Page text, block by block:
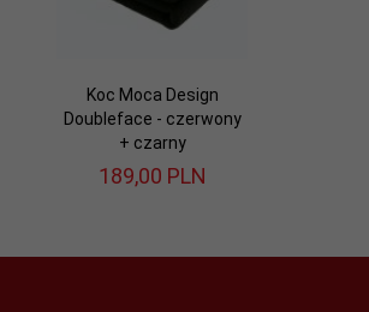
Koc Moca Design
Doubleface - czerwony
+ czarny
189,00 PLN